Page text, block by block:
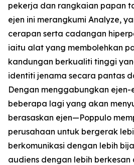
pekerja dan rangkaian papan
ejen ini merangkumi Analyze,
cerapan serta cadangan
iaitu alat yang membolehkan
kandungan berkualiti tinggi
identiti jenama secara pantas
Dengan menggabungkan
beberapa lagi yang akan
berasaskan ejen—Poppulo
perusahaan untuk bergerak
berkomunikasi dengan lebih
audiens dengan lebih